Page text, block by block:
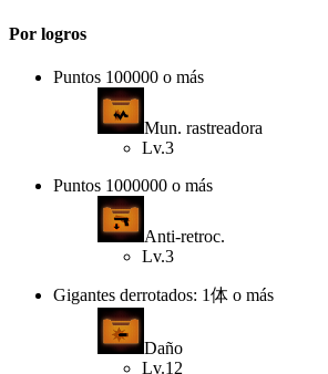
Por logros
Puntos 100000 o más
Mun. rastreadora
Lv.3
Puntos 1000000 o más
Anti-retroc.
Lv.3
Gigantes derrotados: 1体 o más
Daño
Lv.12